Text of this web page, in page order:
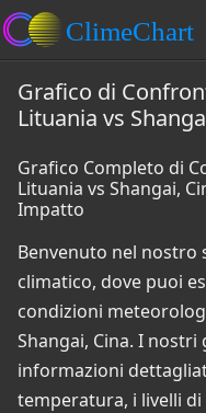
Grafico di
Lituania vs
Grafico Completo di
Lituania vs Shangai,
Impatto
Benvenuto nel
climatico, dove puoi
condizioni
Shangai, Cina. I
informazioni
temperatura, i livelli